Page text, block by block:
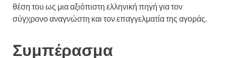
θέση του ως μια αξιόπιστη ελληνική πηγή για τον
σύγχρονο αναγνώστη και τον επαγγελματία της αγοράς.
Συμπέρασμα